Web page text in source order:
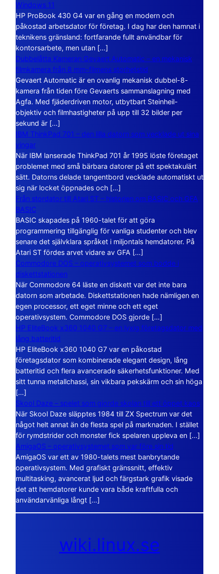
Windows 11
HP ProBook 430 G4 var en gång en modern och
påkostad arbetsdator för företag. I dag har den hamnat i
teknikens gränsland: fortfarande fullt användbar för
kontorsarbete, men utan […]
Dubbelåtta Kameran Gevaert Automatic – en mekanisk
filmkamera från 8 mm-filmens storhetstid
Gevaert Automatic är en ovanlig mekanisk dubbel-8-
kamera från tiden före Gevaerts sammanslagning med
Agfa. Med fjäderdriven motor, utbytbart Steinheil-
objektiv och filmhastigheter på upp till 32 bilder per
sekund är […]
IBM ThinkPad 701 – den lilla datorn som vecklade ut sina
vingar
När IBM lanserade ThinkPad 701 år 1995 löste företaget
problemet med små bärbara datorer på ett spektakulärt
sätt. Datorns delade tangentbord vecklade automatiskt ut
sig när locket öppnades och […]
Från stordator till Atari ST – historien om BASIC och GFA
BASIC
BASIC skapades på 1960-talet för att göra
programmering tillgänglig för vanliga studenter och blev
senare det självklara språket i miljontals hemdatorer. På
Atari ST fördes arvet vidare av GFA […]
Commodore DOS – operativsystemet som bodde i
diskettstationen
När Commodore 64 läste en diskett var det inte bara
datorn som arbetade. Diskettstationen hade nämligen en
egen processor, ett eget minne och ett eget
operativsystem. Commodore DOS gjorde […]
HP EliteBook x360 1040 G7 – en lyxig företagsdator med
lång batteritid
HP EliteBook x360 1040 G7 var en påkostad
företagsdator som kombinerade elegant design, lång
batteritid och flera avancerade säkerhetsfunktioner. Med
sitt tunna metallchassi, sin vikbara pekskärm och sin höga
[…]
Skool Daze – spelet som gjorde skolan till ett öppet kaos
När Skool Daze släpptes 1984 till ZX Spectrum var det
något helt annat än de flesta spel på marknaden. I stället
för rymdstrider och monster fick spelaren uppleva en […]
AmigaOS – operativsystemet som var före sin tid
AmigaOS var ett av 1980-talets mest banbrytande
operativsystem. Med grafiskt gränssnitt, effektiv
multitasking, avancerat ljud och färgstark grafik visade
det att hemdatorer kunde vara både kraftfulla och
användarvänliga långt […]
wiki.linux.se